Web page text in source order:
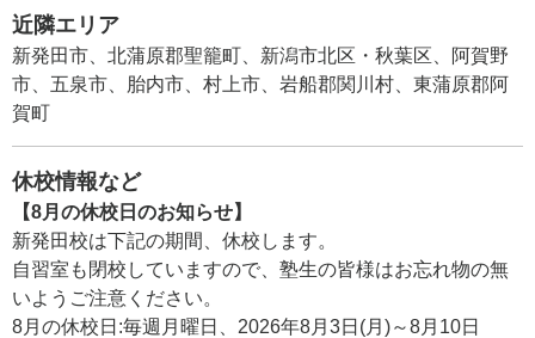
近隣エリア
新発田市、北蒲原郡聖籠町、新潟市北区・秋葉区、阿賀野
市、五泉市、胎内市、村上市、岩船郡関川村、東蒲原郡阿
賀町
休校情報など
【8月の休校日のお知らせ】
新発田校は下記の期間、休校します。
自習室も閉校していますので、塾生の皆様はお忘れ物の無
いようご注意ください。
8月の休校日:毎週月曜日、2026年8月3日(月)～8月10日